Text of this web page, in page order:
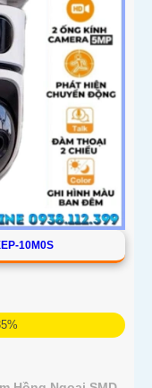
10M0S